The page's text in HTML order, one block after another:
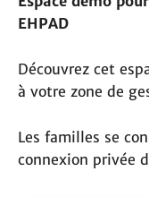
EHPAD
Découvrez cet
à votre zone de
Les familles se
connexion privée